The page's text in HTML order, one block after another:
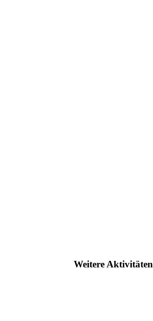
Weitere Aktivitäten